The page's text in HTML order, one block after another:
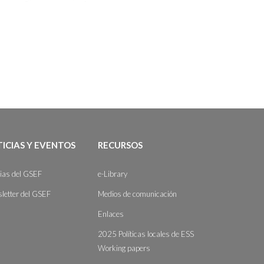
Y EVENTOS
del GSEF
del GSEF
RECURSOS
e-Library
Medios de comunicación
Enlaces
2025 Políticas locales de ESS
Working papers